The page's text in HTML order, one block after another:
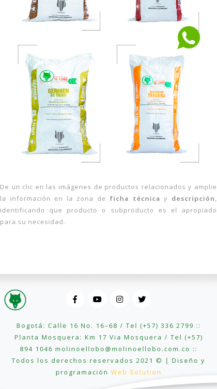
De un clic en las imágenes de productos relacionados y amplie
la información en la zona de ficha técnica y descripción,
identificando que producto o subproducto es el apropiado
para su necesidad.
Bogotá: Calle 16 No. 16–68 / Tel (+57) 336 2799 ::
Planta Mosquera: Km 17 Via Mosquera / Tel (+57)
894 1046 molinoellobo@molinoellobo.com.co ::
Todos los derechos reservados 2021 © | Diseño y
programación Web Solution